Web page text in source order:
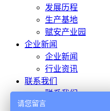
发展历程
生产基地
赋安产业园
企业新闻
企业新闻
行业资讯
联系我们
联系我们
请您留言